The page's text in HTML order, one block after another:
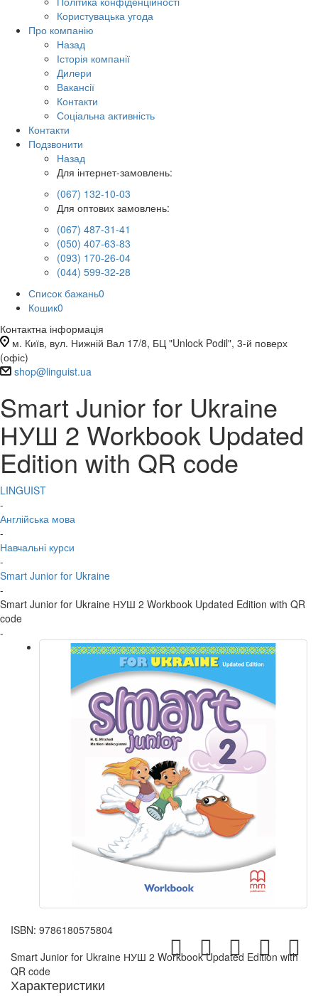
Користувацька угода
Про компанію
Назад
Історія компанії
Дилери
Вакансії
Контакти
Соціальна активність
Контакти
Подзвонити
Назад
Для інтернет-замовлень:
(067) 132-10-03
Для оптових замовлень:
(067) 487-31-41
(050) 407-63-83
(093) 170-26-04
(044) 599-32-28
Список бажань0
Кошик0
Контактна інформація
м. Київ, вул. Нижній Вал 17/8, БЦ "Unlock Podil", 3-й поверх
(офіс)
shop@linguist.ua
Smart Junior for Ukraine
НУШ 2 Workbook Updated
Edition with QR code
LINGUIST
-
Англійська мова
-
Навчальні курси
-
Smart Junior for Ukraine
-
Smart Junior for Ukraine НУШ 2 Workbook Updated Edition with QR
code
-
ISBN: 9786180575804
Smart Junior for Ukraine НУШ 2 Workbook Updated Edition with
QR code
Характеристики